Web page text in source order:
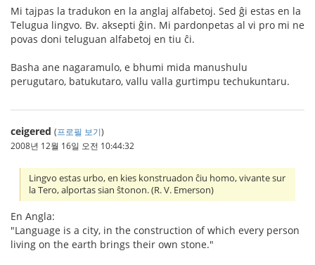
Mi tajpas la tradukon en la anglaj alfabetoj. Sed ĝi estas en la
Telugua lingvo. Bv. aksepti ĝin. Mi pardonpetas al vi pro mi ne
povas doni teluguan alfabetoj en tiu ĉi.
Basha ane nagaramulo, e bhumi mida manushulu
perugutaro, batukutaro, vallu valla gurtimpu techukuntaru.
ceigered (프로필 보기)
2008년 12월 16일 오전 10:44:32
Lingvo estas urbo, en kies konstruadon ĉiu homo, vivante sur
la Tero, alportas sian ŝtonon. (R. V. Emerson)
En Angla:
"Language is a city, in the construction of which every person
living on the earth brings their own stone."